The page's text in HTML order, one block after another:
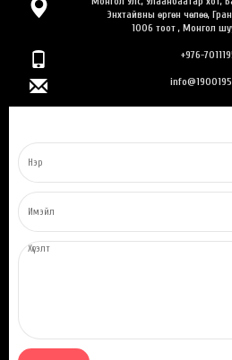
Энхтайвны өргөн чөлөө,
1006 тоот , Монгол
+976-